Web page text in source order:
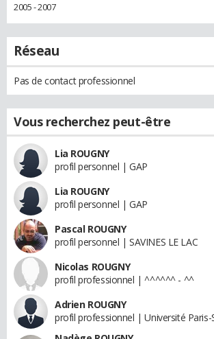
2005 - 2007
Réseau
Pas de contact professionnel
Vous recherchez peut-être
Lia ROUGNY
profil personnel | GAP
Lia ROUGNY
profil personnel | GAP
Pascal ROUGNY
profil personnel | SAVINES LE LAC
Nicolas ROUGNY
profil professionnel | ^^^^^^ - ^^
Adrien ROUGNY
profil professionnel | Université